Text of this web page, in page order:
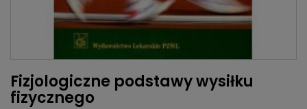
Fizjologiczne podstawy wysiłku
fizycznego